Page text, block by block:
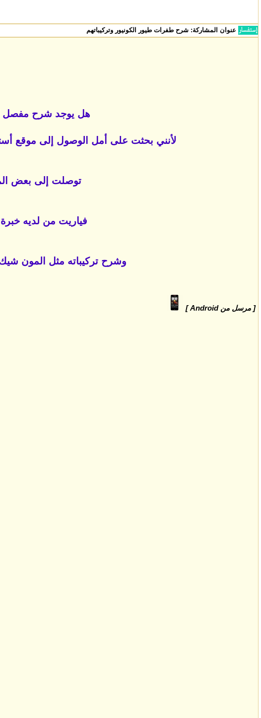
عنوان المشاركة: شرح طفرات طيور الكونيور وتركيباتهم
هل يوجد شرح مفصل
لأنني بحثت على أمل الوصول إلى موقع
توصلت إلى بعض
فياريت من لديه
وشرح تركيباته مثل المون
[ مرسل من Android ]